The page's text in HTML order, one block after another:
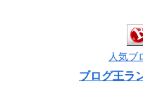
人気ブ
ブログ王ラ